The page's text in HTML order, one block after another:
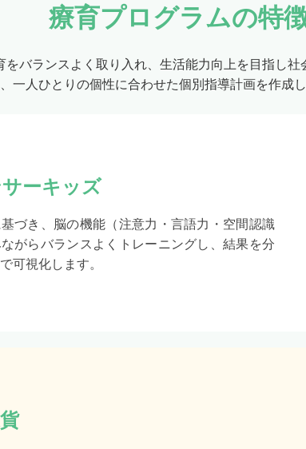
療育プログラムの特
バランスよく取り入れ、生活能力向上を目指し社
一人ひとりの個性に合わせた個別指導計画を作成
ーキッズ
づき、脳の機能（注意力・言語力・空間認識
がらバランスよくトレーニングし、結果を分
可視化します。